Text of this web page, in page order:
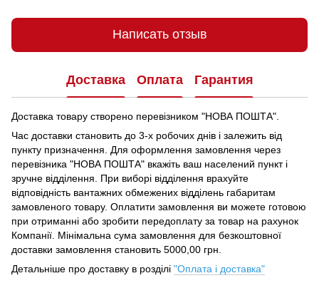
Написать отзыв
Доставка Оплата Гарантия
Доставка товару створено перевізником "НОВА ПОШТА".
Час доставки становить до 3-х робочих днів і залежить від
пункту призначення. Для оформлення замовлення через
перевізника "НОВА ПОШТА" вкажіть ваш населений пункт і
зручне відділення.
При виборі відділення врахуйте
відповідність вантажних обмежених відділень габаритам
замовленого товару. Оплатити замовлення ви можете готовою
при отриманні або зробити передоплату за товар на рахунок
Компанії. Мінімальна сума замовлення для безкоштовної
доставки замовлення становить 5000,00 грн.
Детальніше про доставку в розділі "Оплата і доставка"